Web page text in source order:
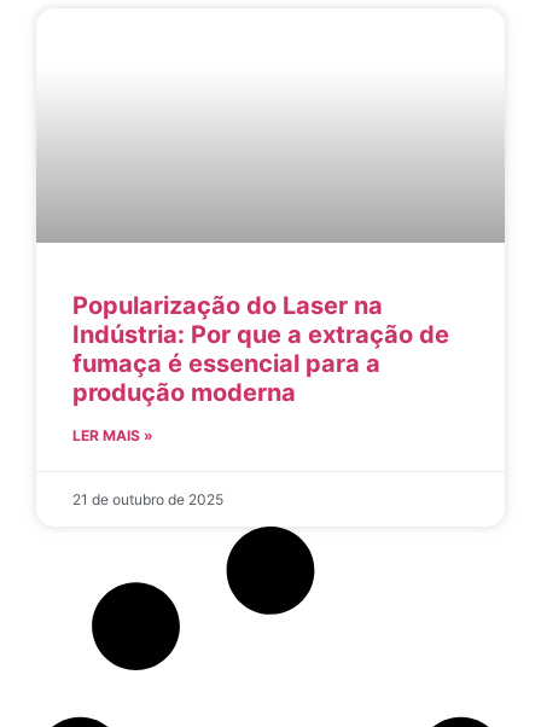
Popularização do Laser na
Indústria: Por que a extração de
fumaça é essencial para a
produção moderna
LER MAIS »
21 de outubro de 2025